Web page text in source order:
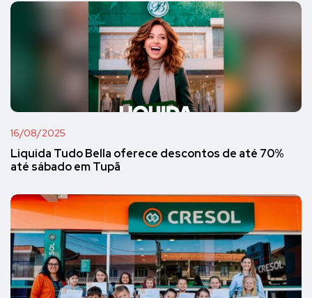
16/08/2025
Liquida Tudo Bella oferece descontos de até 70%
até sábado em Tupã